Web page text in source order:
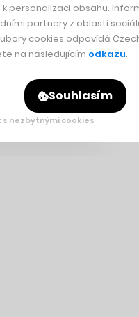
personalizaci obsahu.
partnery z oblasti
cookies odpovídá
na následujícím odkazu.
Souhlasím
s nezbytnými cookies